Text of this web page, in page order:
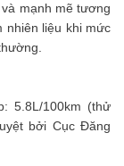
mạnh mẽ tương
liệu khi mức
5.8L/100km (thử
bởi Cục Đăng